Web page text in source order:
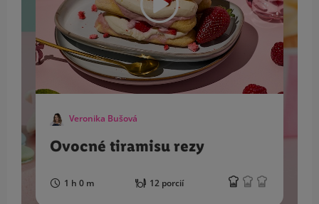
Veronika Bušová
Ovocné tiramisu rezy
1 h 0 m 12 porcií